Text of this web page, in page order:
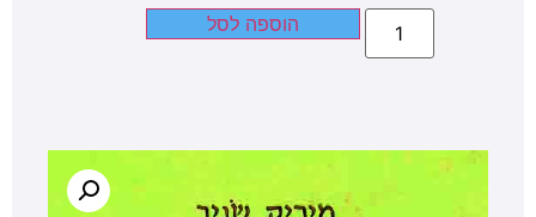
הוספה לסל